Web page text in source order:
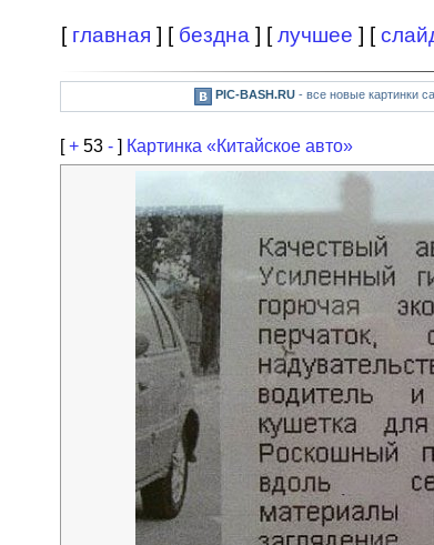
[ главная ] [ бездна ] [лучшее ] [
PIC-BASH.RU- все новые картинки
[+ 53 - ] Картинка «Китайское авто»